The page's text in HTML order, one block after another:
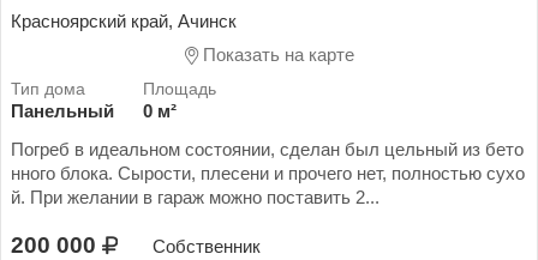
Красноярский край, Ачинск
Показать на карте
Панельный
0 м²
Погреб в идеальном состоянии, сделан был цельный из бето
нного блока. Сырости, плесени и прочего нет, полностью сухо
й. При желании в гараж можно поставить 2...
200 000 Собственник